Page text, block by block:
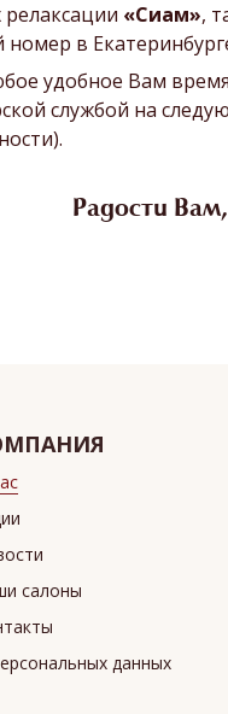
«Сиам»,
в
удобное Вам
службой на
Радости
салоны
данных